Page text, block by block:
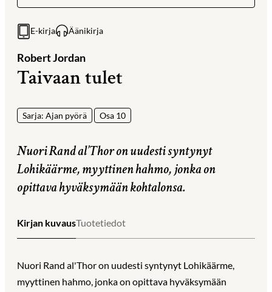
E-kirja Äänikirja
Robert Jordan
Taivaan tulet
Sarja: Ajan pyörä Osa 10
Nuori Rand al’Thor on uudesti syntynyt
Lohikäärme, myyttinen hahmo, jonka on
opittava hyväksymään kohtalonsa.
Kirjan kuvausTuotetiedot
Nuori Rand al'Thor on uudesti syntynyt Lohikäärme,
myyttinen hahmo, jonka on opittava hyväksymään